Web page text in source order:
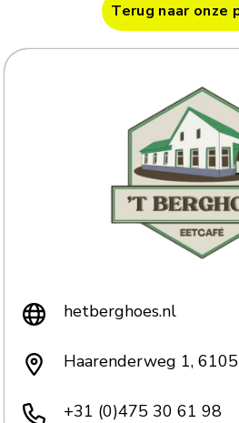
Terug naar onze
hetberghoes.nl
Haarenderweg 1,
+31 (0)475 30 61 98